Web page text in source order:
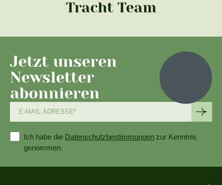
Tracht Team
Jetzt unseren
Newsletter
abonnieren
Ich habe die Datenschutzbestimmungen zur Kenntnis
genommen.